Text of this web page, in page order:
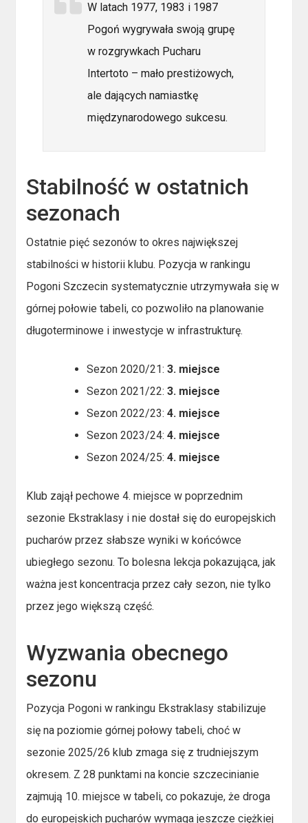
W latach 1977, 1983 i 1987
Pogoń wygrywała swoją grupę
w rozgrywkach Pucharu
Intertoto – mało prestiżowych,
ale dających namiastkę
międzynarodowego sukcesu.
Stabilność w ostatnich
sezonach
Ostatnie pięć sezonów to okres największej
stabilności w historii klubu. Pozycja w rankingu
Pogoni Szczecin systematycznie utrzymywała się w
górnej połowie tabeli, co pozwoliło na planowanie
długoterminowe i inwestycje w infrastrukturę.
Sezon 2020/21:3. miejsce
Sezon 2021/22:3. miejsce
Sezon 2022/23:4. miejsce
Sezon 2023/24:4. miejsce
Sezon 2024/25:4. miejsce
Klub zajął pechowe 4. miejsce w poprzednim
sezonie Ekstraklasy i nie dostał się do europejskich
pucharów przez słabsze wyniki w końcówce
ubiegłego sezonu. To bolesna lekcja pokazująca, jak
ważna jest koncentracja przez cały sezon, nie tylko
przez jego większą część.
Wyzwania obecnego
sezonu
Pozycja Pogoni w rankingu Ekstraklasy stabilizuje
się na poziomie górnej połowy tabeli, choć w
sezonie 2025/26 klub zmaga się z trudniejszym
okresem. Z 28 punktami na koncie szczecinianie
zajmują 10. miejsce w tabeli, co pokazuje, że droga
do europejskich pucharów wymaga jeszcze ciężkiej